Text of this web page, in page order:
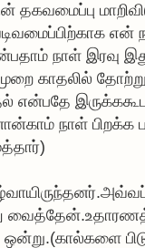
தகவமைப்பு
என்
நாள் இரவு
முறை காதலில்
என்பதே
நாள் பிறக்க
ஒன்று.(கால்களை